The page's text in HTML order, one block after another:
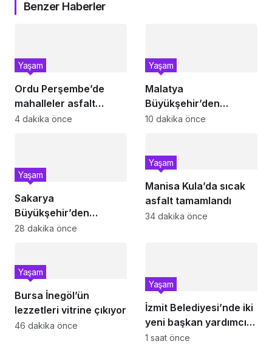
Benzer Haberler
Ordu Perşembe’de
mahalleler asfalt
konforuna kavuştu
Yaşam
4 dakika önce
Malatya
Büyükşehir’den
Hekimhan’a dev yatırım
Yaşam
10 dakika önce
Sakarya
Büyükşehir’den
çocuklara yaz neşesi
Yaşam
28 dakika önce
Manisa Kula’da sıcak
asfalt tamamlandı
Yaşam
34 dakika önce
Bursa İnegöl’ün
lezzetleri vitrine çıkıyor
Yaşam
46 dakika önce
İzmit Belediyesi’nde iki
yeni başkan yardımcısı
göreve başladı
Yaşam
1 saat önce